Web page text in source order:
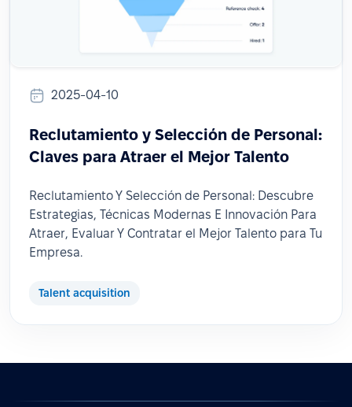
2025-04-10
Reclutamiento y Selección de Personal:
Claves para Atraer el Mejor Talento
Reclutamiento Y Selección de Personal: Descubre
Estrategias, Técnicas Modernas E Innovación Para
Atraer, Evaluar Y Contratar el Mejor Talento para Tu
Empresa.
Talent acquisition